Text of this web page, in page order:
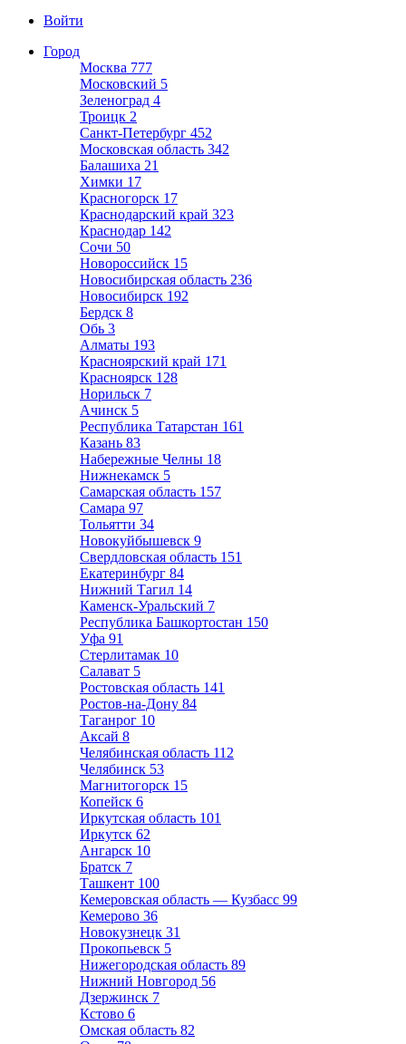
Войти
Город
Москва 777
Московский 5
Зеленоград 4
Троицк 2
Санкт-Петербург 452
Московская область 342
Балашиха 21
Химки 17
Красногорск 17
Краснодарский край 323
Краснодар 142
Сочи 50
Новороссийск 15
Новосибирская область 236
Новосибирск 192
Бердск 8
Обь 3
Алматы 193
Красноярский край 171
Красноярск 128
Норильск 7
Ачинск 5
Республика Татарстан 161
Казань 83
Набережные Челны 18
Нижнекамск 5
Самарская область 157
Самара 97
Тольятти 34
Новокуйбышевск 9
Свердловская область 151
Екатеринбург 84
Нижний Тагил 14
Каменск-Уральский 7
Республика Башкортостан 150
Уфа 91
Стерлитамак 10
Салават 5
Ростовская область 141
Ростов-на-Дону 84
Таганрог 10
Аксай 8
Челябинская область 112
Челябинск 53
Магнитогорск 15
Копейск 6
Иркутская область 101
Иркутск 62
Ангарск 10
Братск 7
Ташкент 100
Кемеровская область — Кузбасс 99
Кемерово 36
Новокузнецк 31
Прокопьевск 5
Нижегородская область 89
Нижний Новгород 56
Дзержинск 7
Кстово 6
Омская область 82